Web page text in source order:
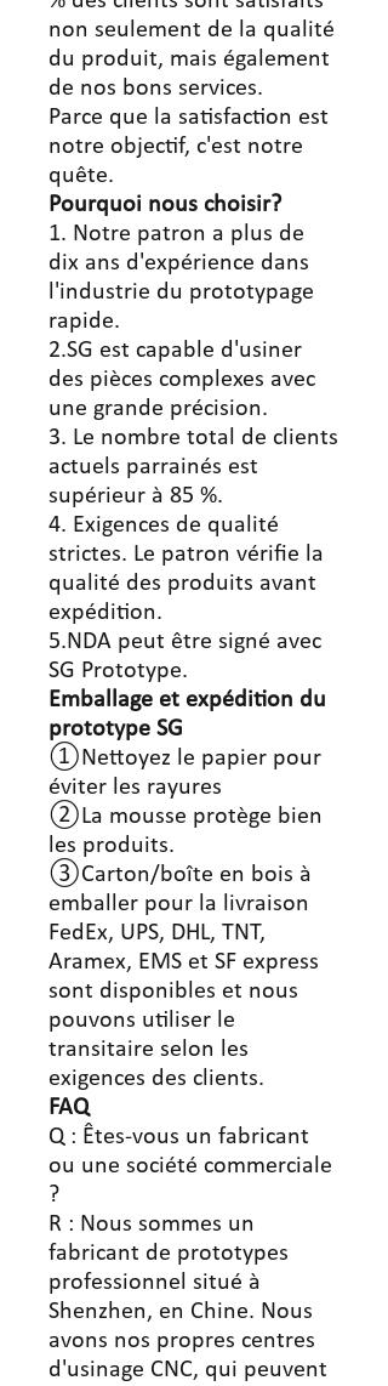
non seulement de la qualité
du produit, mais également
de nos bons services.
Parce que la satisfaction est
notre objectif, c'est notre
quête.
Pourquoi nous choisir?
1. Notre patron a plus de
dix ans d'expérience dans
l'industrie du prototypage
rapide.
2.SG est capable d'usiner
des pièces complexes avec
une grande précision.
3. Le nombre total de clients
actuels parrainés est
supérieur à 85 %.
4. Exigences de qualité
strictes. Le patron vérifie la
qualité des produits avant
expédition.
5.NDA peut être signé avec
SG Prototype.
Emballage et expédition du
prototype SG
①Nettoyez le papier pour
éviter les rayures
②La mousse protège bien
les produits.
③Carton/boîte en bois à
emballer pour la livraison
FedEx, UPS, DHL, TNT,
Aramex, EMS et SF express
sont disponibles et nous
pouvons utiliser le
transitaire selon les
exigences des clients.
FAQ
Q : Êtes-vous un fabricant
ou une société commerciale
?
R : Nous sommes un
fabricant de prototypes
professionnel situé à
Shenzhen, en Chine. Nous
avons nos propres centres
d'usinage CNC, qui peuvent